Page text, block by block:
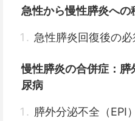
急性から慢性膵炎への
急性膵炎回復後の
慢性膵炎の合併症：
尿病
膵外分泌不全（EPI）